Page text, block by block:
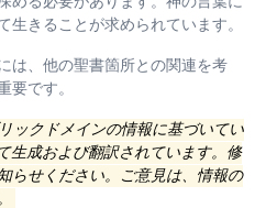
生きることが求められています。
は、他の聖書箇所との関連を考
要です。
ックドメインの情報に基づいてい
生成および翻訳されています。修
らせください。ご意見は、情報の